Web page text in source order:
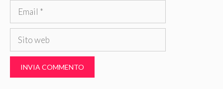
Email
Sito